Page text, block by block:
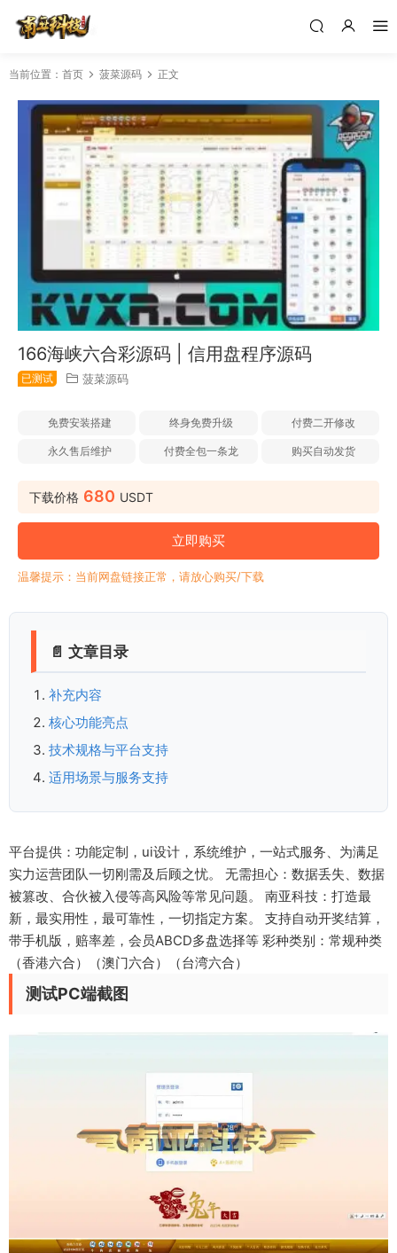
当前位置： 首页 菠菜源码 正文
166海峡六合彩源码 | 信用盘程序源码
已测试 菠菜源码
免费安装搭建 终身免费升级 付费二开修改
永久售后维护 付费全包一条龙 购买自动发货
下载价格 680 USDT
立即购买
温馨提示：当前网盘链接正常，请放心购买/下载
📄 文章目录
补充内容
核心功能亮点
技术规格与平台支持
适用场景与服务支持
平台提供：功能定制，ui设计，系统维护，一站式服务、为满足
实力运营团队一切刚需及后顾之忧。 无需担心：数据丢失、数据
被篡改、合伙被入侵等高风险等常见问题。 南亚科技：打造最
新，最实用性，最可靠性，一切指定方案。 支持自动开奖结算，
带手机版，赔率差，会员ABCD多盘选择等 彩种类别：常规种类
（香港六合）（澳门六合）（台湾六合）
测试PC端截图